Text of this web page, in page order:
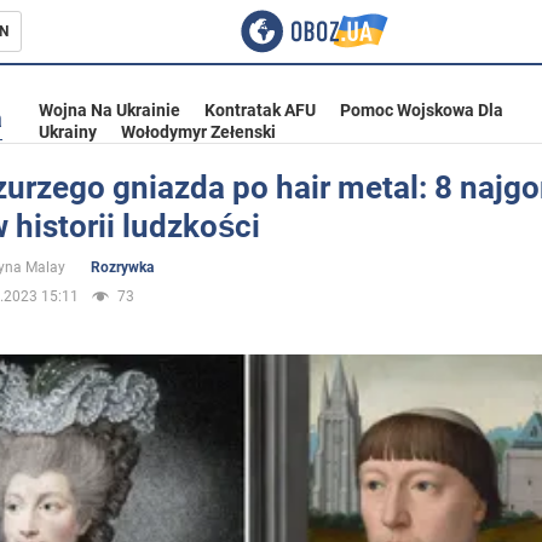
Ukrainie
Wojna Na Ukrainie Kontratak AFU
Pomoc Wojskowa Dla
Ukrainy
Wołodymyr Zełenski
gniazda po hair metal: 8
historii ludzkości
Malay
Rozrywka
15:11
73